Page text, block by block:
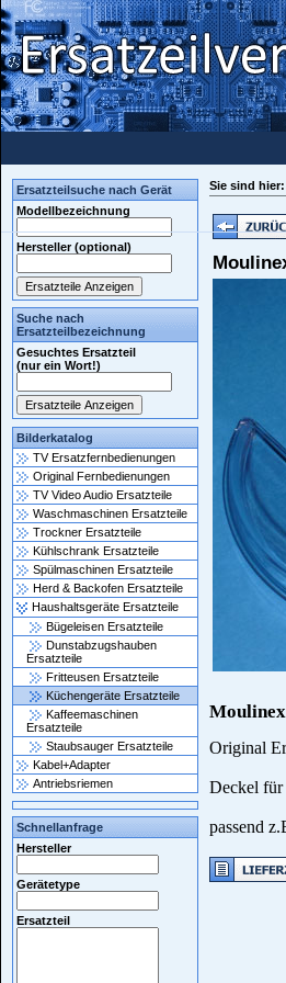
Ersatzteilsuche nach Gerät
Modellbezeichnung
Hersteller (optional)
Suche nach
Ersatzteilbezeichnung
Gesuchtes Ersatzteil
(nur ein Wort!)
Bilderkatalog
TV Ersatzfernbedienungen
Original Fernbedienungen
TV Video Audio Ersatzteile
Waschmaschinen Ersatzteile
Trockner Ersatzteile
Kühlschrank Ersatzteile
Spülmaschinen Ersatzteile
Herd & Backofen Ersatzteile
Haushaltsgeräte Ersatzteile
Bügeleisen Ersatzteile
Dunstabzugshauben
Ersatzteile
Fritteusen Ersatzteile
Küchengeräte Ersatzteile
Kaffeemaschinen
Ersatzteile
Staubsauger Ersatzteile
Kabel+Adapter
Antriebsriemen
Schnellanfrage
Hersteller
Gerätetype
Ersatzteil
Sie sind hier:
Original
Deckel für
passend